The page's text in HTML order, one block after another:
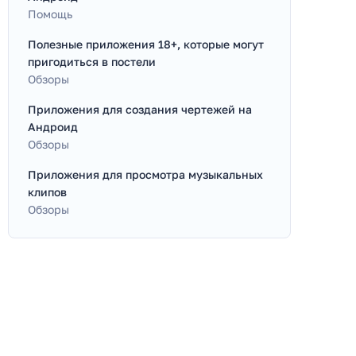
Помощь
Полезные приложения 18+, которые могут
пригодиться в постели
Обзоры
Приложения для создания чертежей на
Андроид
Обзоры
Приложения для просмотра музыкальных
клипов
Обзоры